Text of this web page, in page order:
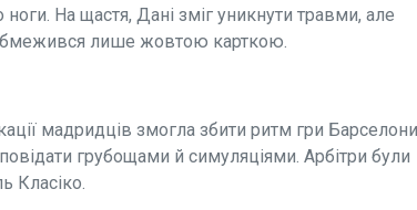
На щастя, Дані зміг уникнути травми, але
лише жовтою карткою.
мадридців змогла збити ритм гри
грубощами й симуляціями. Арбітри були
Класіко.